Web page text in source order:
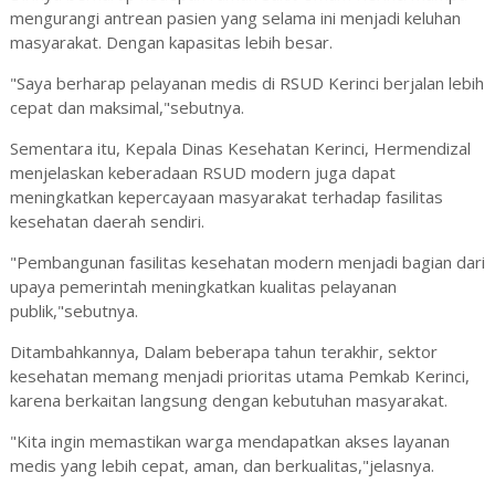
mengurangi antrean pasien yang selama ini menjadi keluhan
masyarakat. Dengan kapasitas lebih besar.
"Saya berharap pelayanan medis di RSUD Kerinci berjalan lebih
cepat dan maksimal,"sebutnya.
Sementara itu, Kepala Dinas Kesehatan Kerinci, Hermendizal
menjelaskan keberadaan RSUD modern juga dapat
meningkatkan kepercayaan masyarakat terhadap fasilitas
kesehatan daerah sendiri.
"Pembangunan fasilitas kesehatan modern menjadi bagian dari
upaya pemerintah meningkatkan kualitas pelayanan
publik,"sebutnya.
Ditambahkannya, Dalam beberapa tahun terakhir, sektor
kesehatan memang menjadi prioritas utama Pemkab Kerinci,
karena berkaitan langsung dengan kebutuhan masyarakat.
"Kita ingin memastikan warga mendapatkan akses layanan
medis yang lebih cepat, aman, dan berkualitas,"jelasnya.